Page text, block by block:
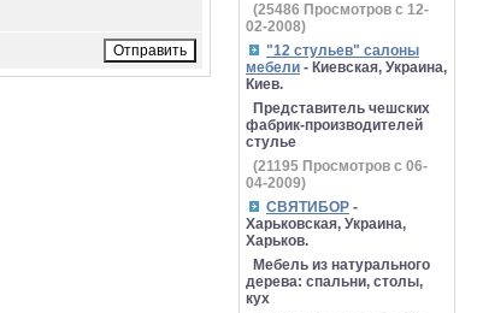
(25486 Просмотров с 12-
02-2008)
"12 стульев" салоны
мебели - Киевская, Украина,
Киев.
Представитель чешских
фабрик-производителей
стулье
(21195 Просмотров с 06-
04-2009)
СВЯТИБОР -
Харьковская, Украина,
Харьков.
Мебель из натурального
дерева: спальни, столы,
кух